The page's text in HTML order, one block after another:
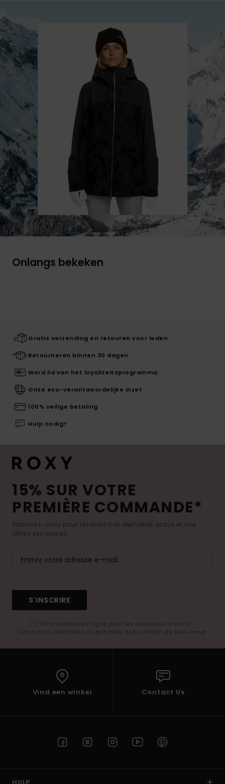
Onlangs bekeken
Gratis verzending en retouren voor leden
Retourneren binnen 30 dagen
Word lid van het loyaliteitsprogramma
Onze eco-verantwoordelijke inzet
100% veilige betaling
Hulp nodig?
15% SUR VOTRE
PREMIÈRE COMMANDE*
Abonnez-vous pour recevoir nos dernières actus et nos
offres exclusives.
S'INSCRIRE
(*) Offre valable en ligne pour les nouveaux inscrits -
Conditions détaillées disponibles dans l'email de bienvenue
Vind een winkel Contact Us
HULP